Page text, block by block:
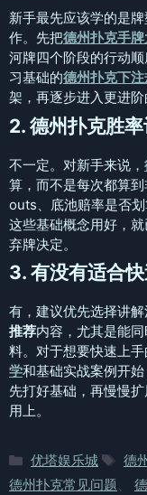
新手最先应该学的是
作。先把德州扑克手
河牌四个阶段的行动
习基础的德州扑克下
架，再逐步进入更进阶
2. 德州扑克胜
不一定。对新手来说，
算，而不是每次都算
outs、底池赔率是否
这些基础概念用好，
弃牌决定。
3. 有没有适合
有，建议优先选择讲
推荐内容，尤其是能
料。对于想要快速上
学和基础实战案例开始
先打好基础，再慢慢
用上。
分
类
优塔娱乐城
标
签
德
德州扑克常见问题、